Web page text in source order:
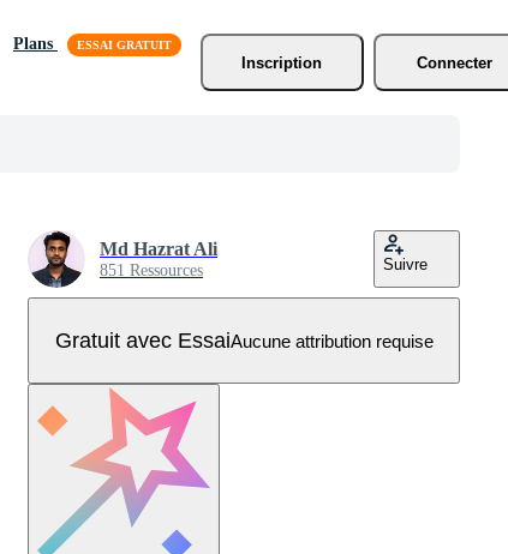
Plans
Inscription
Connecter
Md Hazrat Ali
851 Ressources Suivre
Gratuit avec EssaiAucune attribution requise